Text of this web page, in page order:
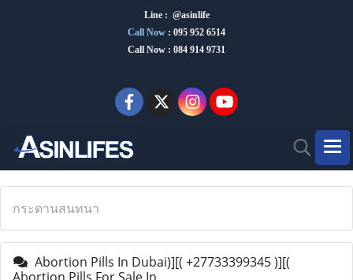
Line : @asinlife
Call Now : 095 952 6514
Call Now : 084 914 9731
กระดานสนทนา
Abortion Pills In Dubai)][( +27733399345 )][(